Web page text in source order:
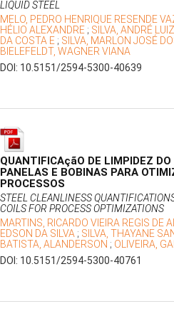
LIQUID STEEL
MELO, PEDRO HENRIQUE RESENDE
HÉLIO ALEXANDRE ; SILVA, ANDRÉ
DA COSTA E ; SILVA, MARLON JOSÉ
BIELEFELDT, WAGNER VIANA
DOI: 10.5151/2594-5300-40639
QUANTIFICAçãO DE LIMPIDEZ
PANELAS E BOBINAS PARA
PROCESSOS
STEEL CLEANLINESS
COILS FOR PROCESS OPTIMIZATIONS
MARTINS, RICARDO VIEIRA REGIS DE
EDSON DA SILVA ; SILVA, THAYANE
BATISTA, ALANDERSON ; OLIVEIRA,
DOI: 10.5151/2594-5300-40761